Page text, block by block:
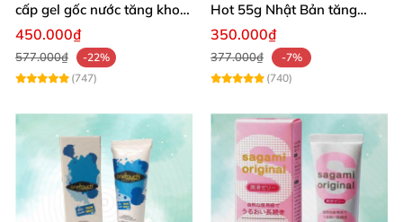
cấp gel gốc nước tăng khoái
cảm hỗ trợ oral sex
450.000₫
577.000₫
-22%
(747)
Hot 55g Nhật Bản tăng
khoái cảm
350.000₫
377.000₫
-7%
(740)